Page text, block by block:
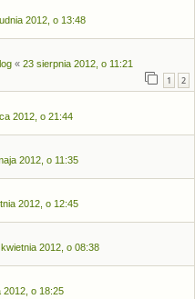
2012, o 13:48
« 23 sierpnia 2012, o 11:21
1 2
2012, o 21:44
2012, o 11:35
2012, o 12:45
2012, o 08:38
2012, o 18:25